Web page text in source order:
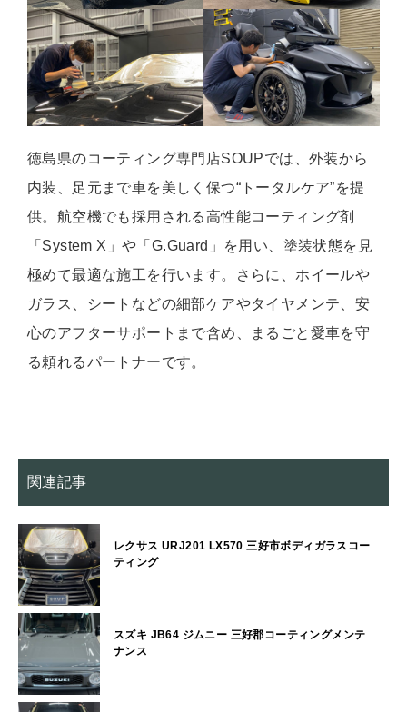
徳島県のコーティング専門店SOUPでは、外装から
内装、足元まで車を美しく保つ“トータルケア”を提
供。航空機でも採用される高性能コーティング剤
「System X」や「G.Guard」を用い、塗装状態を見
極めて最適な施工を行います。さらに、ホイールや
ガラス、シートなどの細部ケアやタイヤメンテ、安
心のアフターサポートまで含め、まるごと愛車を守
る頼れるパートナーです。
関連記事
レクサス URJ201 LX570 三好市ボディガラスコー
ティング
スズキ JB64 ジムニー 三好郡コーティングメンテ
ナンス